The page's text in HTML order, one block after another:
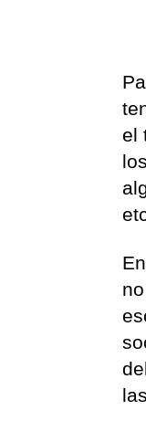
el